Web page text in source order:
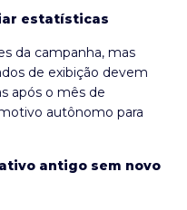
estatísticas
da campanha, mas
de exibição devem
após o mês de
autônomo para
antigo sem novo